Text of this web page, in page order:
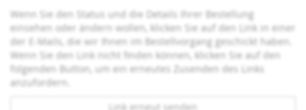
Wenn Sie den Status und die Details Ihrer Bestellung
einsehen oder ändern wollen, klicken Sie auf den Link in einer
der E-Mails, die wir Ihnen im Bestellvorgang geschickt haben.
Wenn Sie den Link nicht finden können, klicken Sie auf den
folgenden Button, um ein erneutes Zusenden des Links
anzufordern.
Link erneut senden